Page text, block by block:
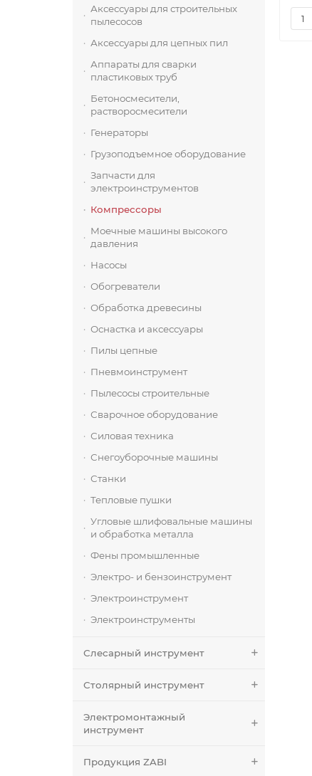
Аксессуары для строительных
пылесосов
Аксессуары для цепных пил
Аппараты для сварки
пластиковых труб
Бетоносмесители,
растворосмесители
Генераторы
Грузоподъемное оборудование
Запчасти для
электроинструментов
Компрессоры
Моечные машины высокого
давления
Насосы
Обогреватели
Обработка древесины
Оснастка и аксессуары
Пилы цепные
Пневмоинструмент
Пылесосы строительные
Сварочное оборудование
Силовая техника
Снегоуборочные машины
Станки
Тепловые пушки
Угловые шлифовальные машины
и обработка металла
Фены промышленные
Электро- и бензоинструмент
Электроинструмент
Электроинструменты
Слесарный инструмент
Столярный инструмент
Электромонтажный
инструмент
Продукция ZABI